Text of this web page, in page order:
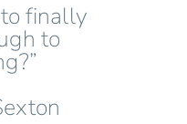
to finally
to